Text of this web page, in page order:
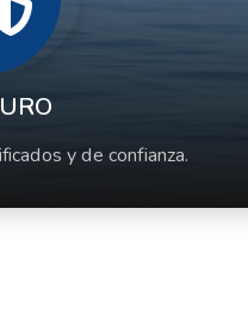
y de confianza.